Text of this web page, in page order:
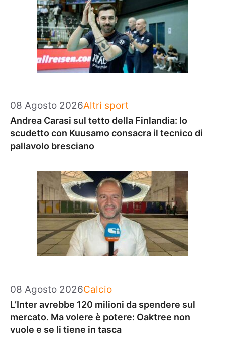
08 Agosto 2026Categorie
Altri sport
Andrea Carasi sul tetto della Finlandia: lo
scudetto con Kuusamo consacra il tecnico di
pallavolo bresciano
08 Agosto 2026Categorie
Calcio
L’Inter avrebbe 120 milioni da spendere sul
mercato. Ma volere è potere: Oaktree non
vuole e se li tiene in tasca